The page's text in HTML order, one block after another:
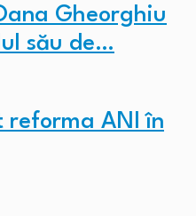
Gheorghiu
său de…
reforma ANI în